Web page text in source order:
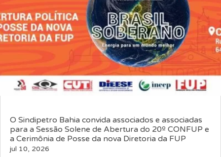
O Sindipetro Bahia convida associados e associadas
para a Sessão Solene de Abertura do 20º CONFUP e
a Cerimônia de Posse da nova Diretoria da FUP
jul 10, 2026